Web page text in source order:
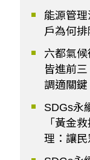
能源管
戶為何
六都氣
皆進前
調適關鍵
SDGs永
「黃金
理：讓